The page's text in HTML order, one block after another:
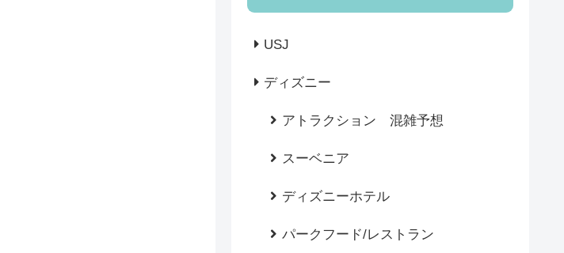
USJ
ディズニー
アトラクション 混雑予想
スーベニア
ディズニーホテル
パークフード/レストラン